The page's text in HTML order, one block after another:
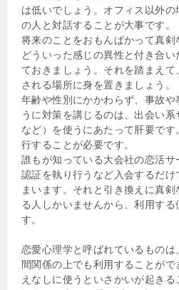
は低いでしょう。オフィス以外の
の人と対話することが大事です。
将来のことをおもんぱかって真剣
どういった感じの異性と付き合
ておきましょう。それを踏まえて
される場所に身を置きましょう。
年齢や性別にかかわらず、事故や
うに対策を講じるのは、出会い
など）を使うにあたって肝要で
行することが必要です。
誰もが知っている大会社の恋活
認証を執り行うなど入会するだけ
まいます。それと引き換えに真
る人しかいませんから、利用する
す。
恋愛心理学と呼ばれているものは
間関係の上でも利用することが
えなしに使うといさかいが起きる